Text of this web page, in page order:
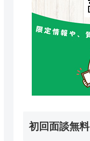
初回面談無料